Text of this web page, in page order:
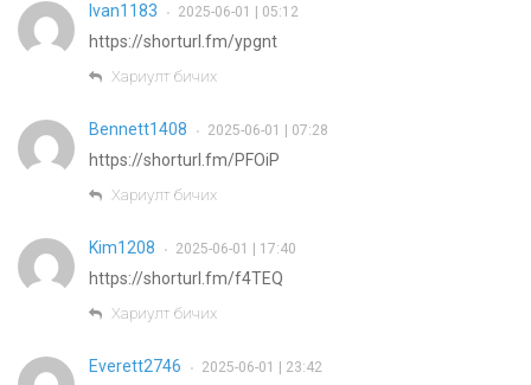
Ivan1183 • 2025-06-01 | 05:12
https://shorturl.fm/ypgnt
Хариулт бичих
Bennett1408 • 2025-06-01 | 07:28
https://shorturl.fm/PFOiP
Хариулт бичих
Kim1208 • 2025-06-01 | 17:40
https://shorturl.fm/f4TEQ
Хариулт бичих
Everett2746 • 2025-06-01 | 23:42